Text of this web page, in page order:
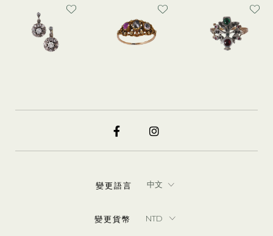
變更語言
變更貨幣